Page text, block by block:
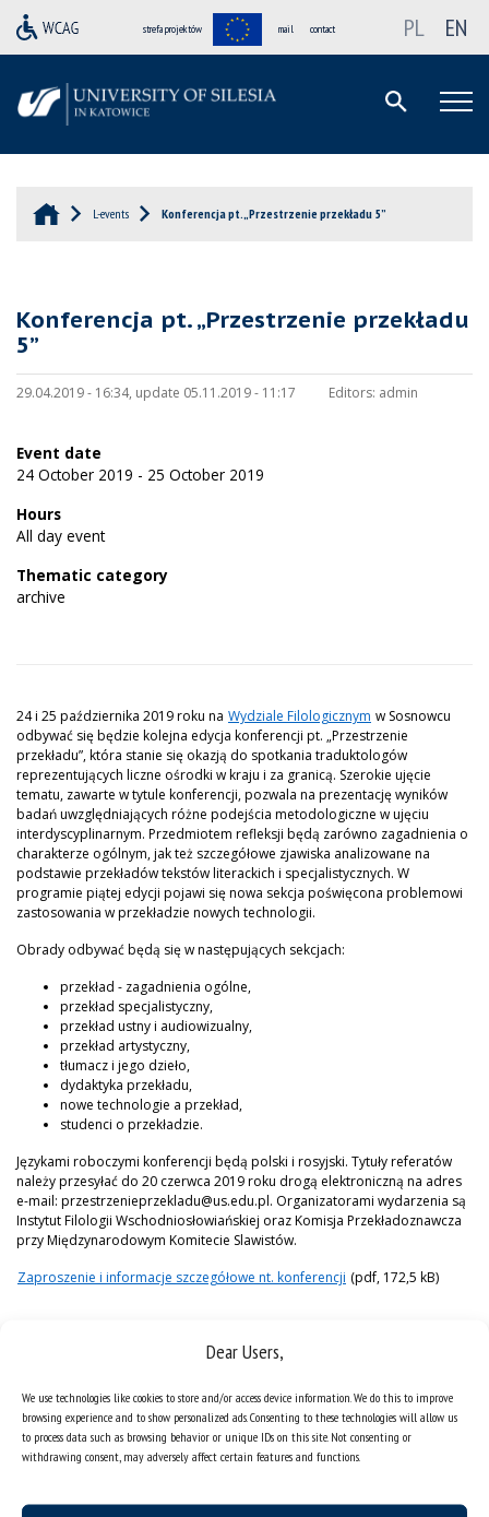
Dear Users,
We use technologies like cookies to store and/or access device information. We do this to improve
browsing experience and to show personalized ads. Consenting to these technologies will allow us
to process data such as browsing behavior or unique IDs on this site. Not consenting or
withdrawing consent, may adversely affect certain features and functions.
strefa projektów mail contact PL EN
L-events Konferencja pt. „Przestrzenie przekładu 5”
Konferencja pt. „Przestrzenie przekładu
5”
29.04.2019 - 16:34, update 05.11.2019 - 11:17 Editors: admin
Event date
24 October 2019 - 25 October 2019
Hours
All day event
Thematic category
archive
24 i 25 października 2019 roku na Wydziale Filologicznym w Sosnowcu
odbywać się będzie kolejna edycja konferencji pt. „Przestrzenie
przekładu”, która stanie się okazją do spotkania traduktologów
reprezentujących liczne ośrodki w kraju i za granicą. Szerokie ujęcie
tematu, zawarte w tytule konferencji, pozwala na prezentację wyników
badań uwzględniających różne podejścia metodologiczne w ujęciu
interdyscyplinarnym. Przedmiotem refleksji będą zarówno zagadnienia o
charakterze ogólnym, jak też szczegółowe zjawiska analizowane na
podstawie przekładów tekstów literackich i specjalistycznych. W
programie piątej edycji pojawi się nowa sekcja poświęcona problemowi
zastosowania w przekładzie nowych technologii.
Obrady odbywać będą się w następujących sekcjach:
przekład - zagadnienia ogólne,
przekład specjalistyczny,
przekład ustny i audiowizualny,
przekład artystyczny,
tłumacz i jego dzieło,
dydaktyka przekładu,
nowe technologie a przekład,
studenci o przekładzie.
Językami roboczymi konferencji będą polski i rosyjski. Tytuły referatów
należy przesyłać do 20 czerwca 2019 roku drogą elektroniczną na adres
e-mail: przestrzenieprzekladu@us.edu.pl. Organizatorami wydarzenia są
Instytut Filologii Wschodniosłowiańskiej oraz Komisja Przekładoznawcza
przy Międzynarodowym Komitecie Slawistów.
Zaproszenie i informacje szczegółowe nt. konferencji (pdf, 172,5 kB)